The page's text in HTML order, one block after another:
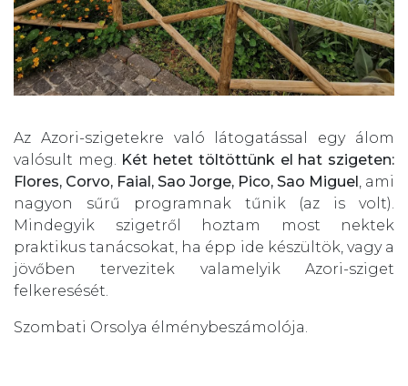
Az Azori-szigetekre való látogatással egy álom
valósult meg. Két hetet töltöttünk el hat szigeten:
Flores, Corvo, Faial, Sao Jorge, Pico, Sao Miguel , ami
nagyon sűrű programnak tűnik (az is volt).
Mindegyik szigetről hoztam most nektek
praktikus tanácsokat, ha épp ide készültök, vagy a
jövőben tervezitek valamelyik Azori-sziget
felkeresését.
Szombati Orsolya élménybeszámolója.